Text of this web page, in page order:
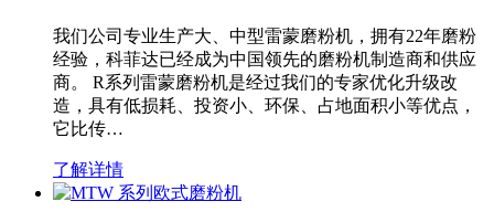
我们公司专业生产大、中型雷蒙磨粉机，拥有22年磨粉
经验，科菲达已经成为中国领先的磨粉机制造商和供应
商。 R系列雷蒙磨粉机是经过我们的专家优化升级改
造，具有低损耗、投资小、环保、占地面积小等优点，
它比传…
了解详情